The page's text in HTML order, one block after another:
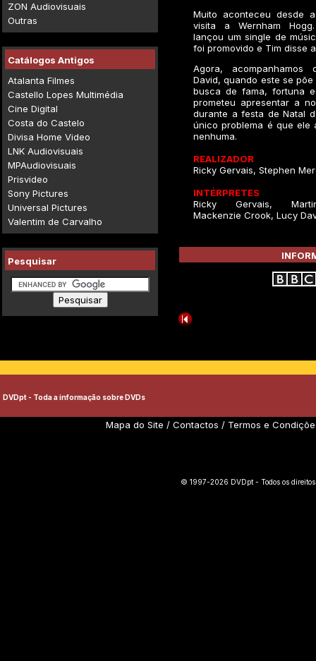
ZON Audiovisuais
Outras
Catálogos Antigos
Atalanta Filmes
Castello Lopes Multimédia
Cine Digital
Costa do Castelo
Divisa Home Video
LNK Audiovisuais
MPAudiovisuais
Prisvideo
Sony Pictures
Universal Pictures
Valentim de Carvalho
Pesquisar
Muito aconteceu desde
visita a Wernham
lançou um single de
foi promovido e Tim disse
Agora, acompanhamos
David, quando este se
busca de fama, fortuna
prometeu apresentar a
durante a festa de Natal
único problema é que ele
nenhuma.
REALIZADOR
Ricky Gervais, Stephen
INTÉRPRETES
Ricky Gervais,
Mackenzie Crook, Lucy
DVDpt - Toda a informação sobre DVDs
Mapa do Site / Contactos / Termos e
© 1997-2026 DVDpt - Todos os direitos